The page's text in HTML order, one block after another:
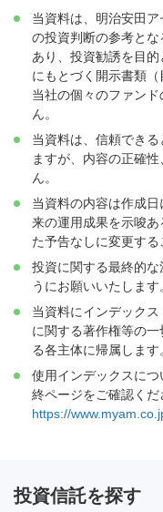
当資料は、明治安田
の投資判断の参考と
あり、投資勧誘を目
にもとづく開示書類
当社の個々のファン
ん。
当資料は、信頼でき
ますが、内容の正確
ん。
当資料の内容は作成
来の運用成果を示唆
た予告なしに変更する
投資に関する最終的
うにお願いいたします
当資料にインデック
に関する著作権等の
る各主体に帰属します
使用インデックスに
終ページをご確認くだ
https://
投資信託を探す